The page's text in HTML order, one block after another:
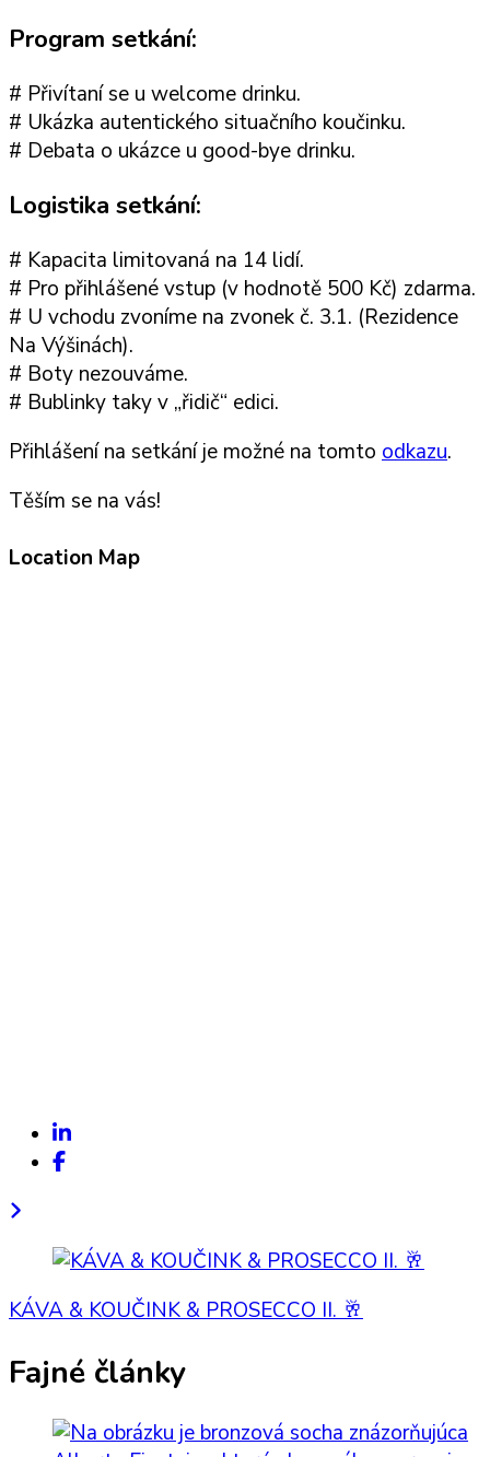
Program setkání:
# Přivítaní se u welcome drinku.
# Ukázka autentického situačního koučinku.
# Debata o ukázce u good-bye drinku.
Logistika setkání:
# Kapacita limitovaná na 14 lidí.
# Pro přihlášené vstup (v hodnotě 500 Kč) zdarma.
# U vchodu zvoníme na zvonek č. 3.1. (Rezidence
Na Výšinách).
# Boty nezouváme.
# Bublinky taky v „řidič“ edici.
Přihlášení na setkání je možné na tomto odkazu.
Těším se na vás!
Location Map
Post
Navigation
KÁVA & KOUČINK & PROSECCO II. 🥂
Fajné články